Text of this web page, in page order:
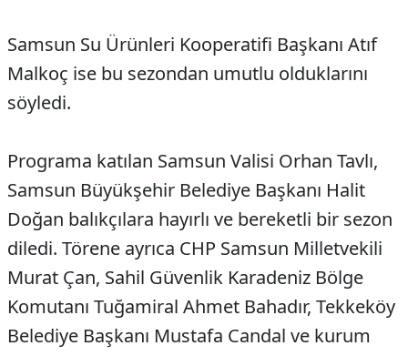
Samsun Su Ürünleri Kooperatifi Başkanı Atıf
Malkoç ise bu sezondan umutlu olduklarını
söyledi.
Programa katılan Samsun Valisi Orhan Tavlı,
Samsun Büyükşehir Belediye Başkanı Halit
Doğan balıkçılara hayırlı ve bereketli bir sezon
diledi. Törene ayrıca CHP Samsun Milletvekili
Murat Çan, Sahil Güvenlik Karadeniz Bölge
Komutanı Tuğamiral Ahmet Bahadır, Tekkeköy
Belediye Başkanı Mustafa Candal ve kurum